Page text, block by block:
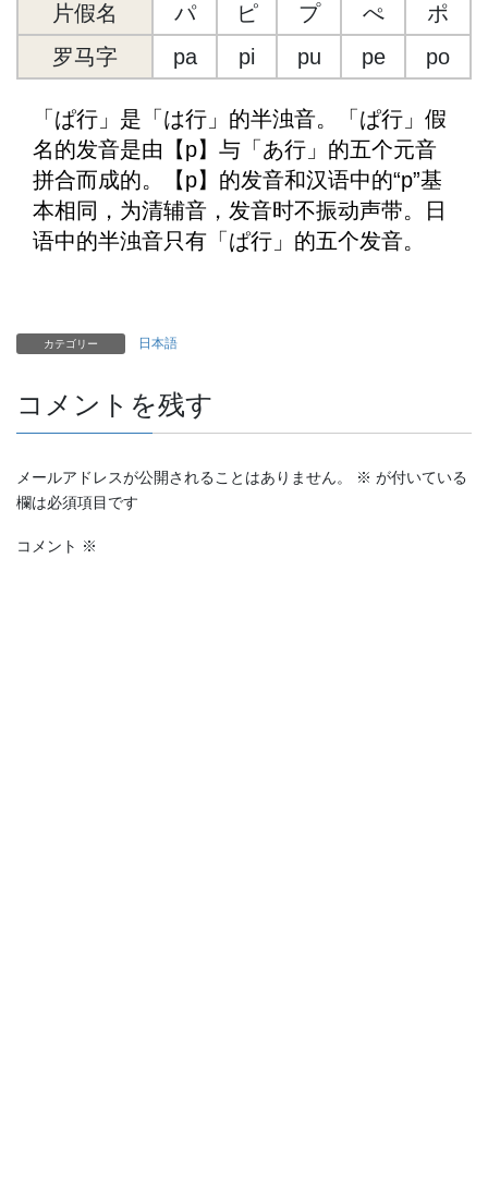
片假名
パ ピ プ ぺ
ポ
罗马字
pa pi pu pe po
「ぱ行」是「は行」的半浊音。「ぱ行」假
名的发音是由【p】与「あ行」的五个元音
拼合而成的。【p】的发音和汉语中的“p”基
本相同，为清辅音，发音时不振动声带。日
语中的半浊音只有「ぱ行」的五个发音。
カテゴリー 日本語
コメントを残す
メールアドレスが公開されることはありません。 ※ が付いている
欄は必須項目です
コメント ※